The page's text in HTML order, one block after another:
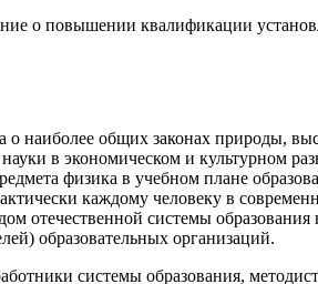
о повышении квалификации
о наиболее общих законах природы,
в экономическом и культурном
физика в учебном плане
каждому человеку в
отечественной системы
образовательных организаций.
системы образования,